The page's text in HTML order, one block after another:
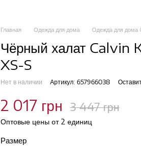
Главная Одежда для дома Одежда для дома
Чёрный халат Calvin
XS-S
Нет в наличии Артикул: 657966038
2 017 грн 3 447 грн
Оптовые цены от 2 единиц
Размер